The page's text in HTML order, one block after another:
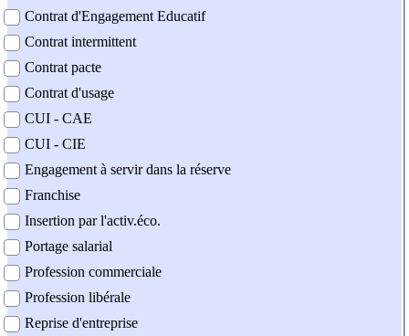
Contrat d'Engagement Educatif
Contrat intermittent
Contrat pacte
Contrat d'usage
CUI - CAE
CUI - CIE
Engagement à servir dans la réserve
Franchise
Insertion par l'activ.éco.
Portage salarial
Profession commerciale
Profession libérale
Reprise d'entreprise